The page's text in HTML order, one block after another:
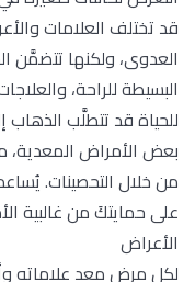
قد تختلف العلامات
العدوى، ولكنها تتضمَّن
البسيطة للراحة،
للحياة قد تتطلَّب
بعض الأمراض المعدية،
من خلال التحصينات.
على حمايتكَ من غالبية
الأعراض
لكل مرض معد علاماته